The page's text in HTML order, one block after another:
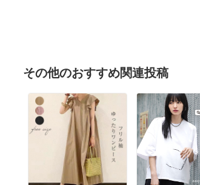
その他のおすすめ関連投稿